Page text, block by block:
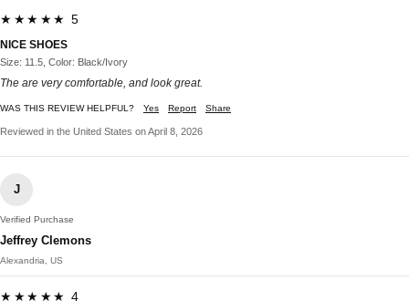
★★★★★ 5
NICE SHOES
Size: 11.5, Color: Black/Ivory
The are very comfortable, and look great.
WAS THIS REVIEW HELPFUL? Yes Report Share
Reviewed in the United States on April 8, 2026
J
Verified Purchase
Jeffrey Clemons
Alexandria, US
★★★★★ 4